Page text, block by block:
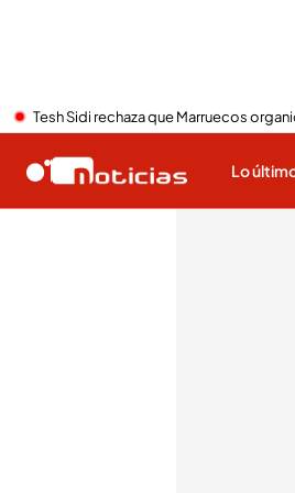
Tesh Sidi rechaza que Marruecos
Lo